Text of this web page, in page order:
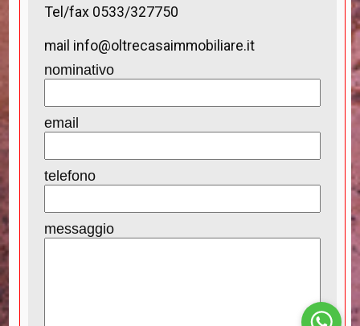
Tel/fax 0533/327750
mail info@oltrecasaimmobiliare.it
nominativo
email
telefono
messaggio